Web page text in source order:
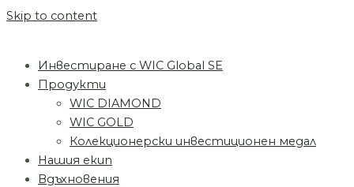
Skip to content
Инвестиране с WIC Global SE
Продукти
WIC DIAMOND
WIC GOLD
Колекционерски инвестиционен медал
Нашия екип
Вдъхновения